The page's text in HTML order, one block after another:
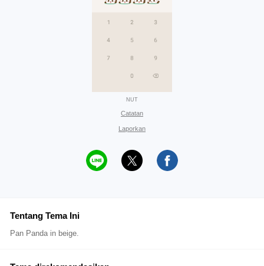
NUT
Catatan
Laporkan
Tentang Tema Ini
Pan Panda in beige.